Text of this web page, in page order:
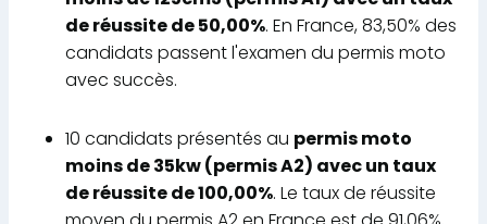
de réussite de 50,00%. En France, 83,50% des
candidats passent l'examen du permis moto
avec succès.
10 candidats présentés au permis moto
moins de 35kw (permis A2) avec un taux
de réussite de 100,00%. Le taux de réussite